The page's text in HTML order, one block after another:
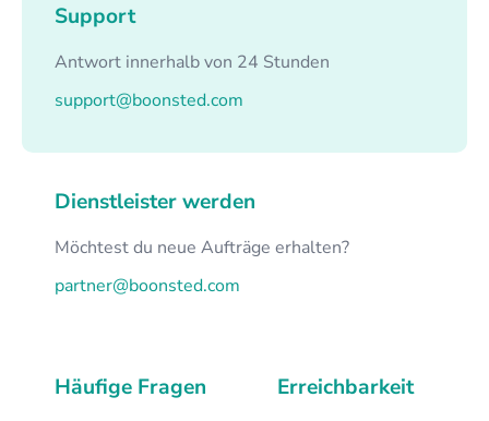
Support
Antwort innerhalb von 24 Stunden
support@boonsted.com
Dienstleister werden
Möchtest du neue Aufträge erhalten?
partner@boonsted.com
Häufige Fragen Erreichbarkeit